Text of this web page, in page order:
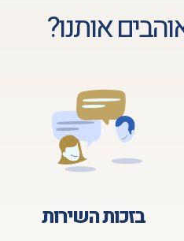
אותנו?
בזכות השירות